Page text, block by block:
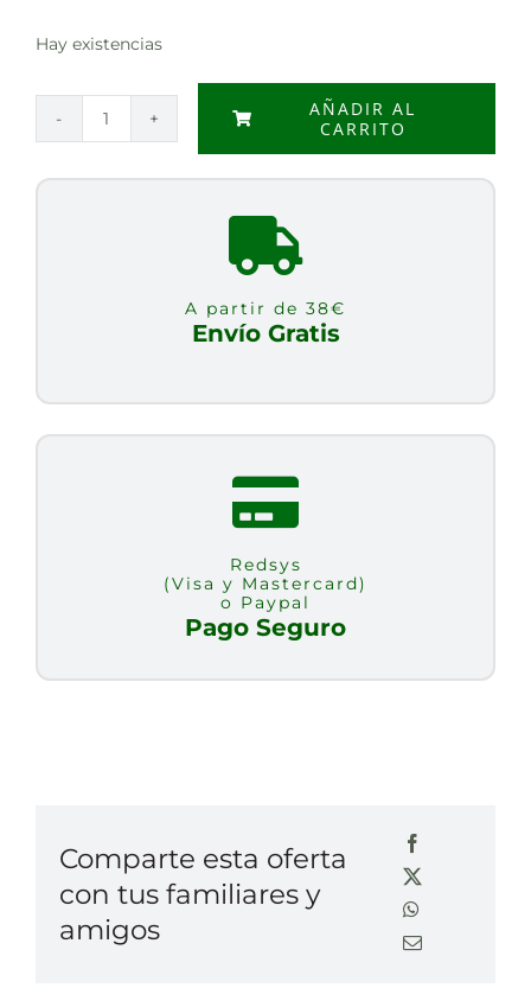
Hay existencias
FUSILLI
AÑADIR AL
CARRITO
A partir de 38€
Envío Gratis
Redsys
(Visa y Mastercard)
o Paypal
Pago Seguro
Comparte esta oferta
con tus familiares y
amigos